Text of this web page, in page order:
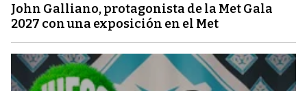
John Galliano, protagonista de la Met Gala
2027 con una exposición en el Met